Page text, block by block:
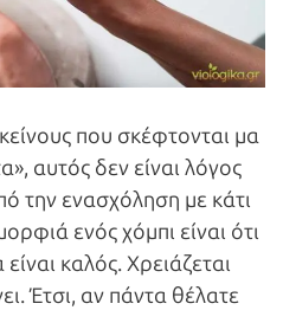
που σκέφτονται μα
αυτός δεν είναι λόγος
την ενασχόληση με κάτι
ενός χόμπι είναι ότι
καλός. Χρειάζεται
Έτσι, αν πάντα θέλατε